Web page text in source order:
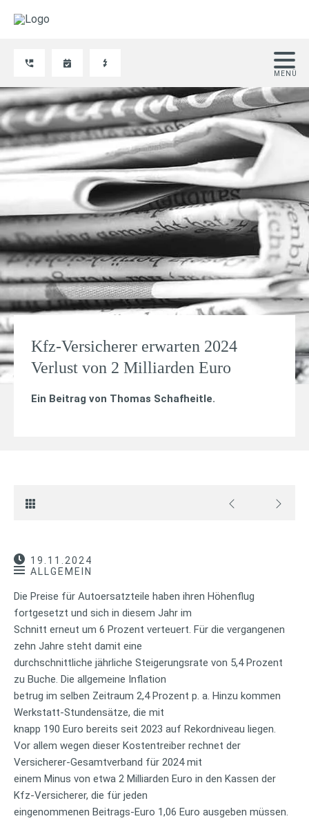
Kfz-Versicherer erwarten 2024
Verlust von 2 Milliarden Euro
Ein Beitrag von Thomas Schafheitle.
19.11.2024
ALLGEMEIN
Die Preise für Autoersatzteile haben ihren Höhenflug
fortgesetzt und sich in diesem Jahr im
Schnitt erneut um 6 Prozent verteuert. Für die vergangenen
zehn Jahre steht damit eine
durchschnittliche jährliche Steigerungsrate von 5,4 Prozent
zu Buche. Die allgemeine Inflation
betrug im selben Zeitraum 2,4 Prozent p. a. Hinzu kommen
Werkstatt-Stundensätze, die mit
knapp 190 Euro bereits seit 2023 auf Rekordniveau liegen.
Vor allem wegen dieser Kostentreiber rechnet der
Versicherer-Gesamtverband für 2024 mit
einem Minus von etwa 2 Milliarden Euro in den Kassen der
Kfz-Versicherer, die für jeden
eingenommenen Beitrags-Euro 1,06 Euro ausgeben müssen.